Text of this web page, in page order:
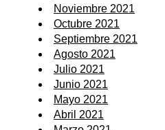
Noviembre 2021
Octubre 2021
Septiembre 2021
Agosto 2021
Julio 2021
Junio 2021
Mayo 2021
Abril 2021